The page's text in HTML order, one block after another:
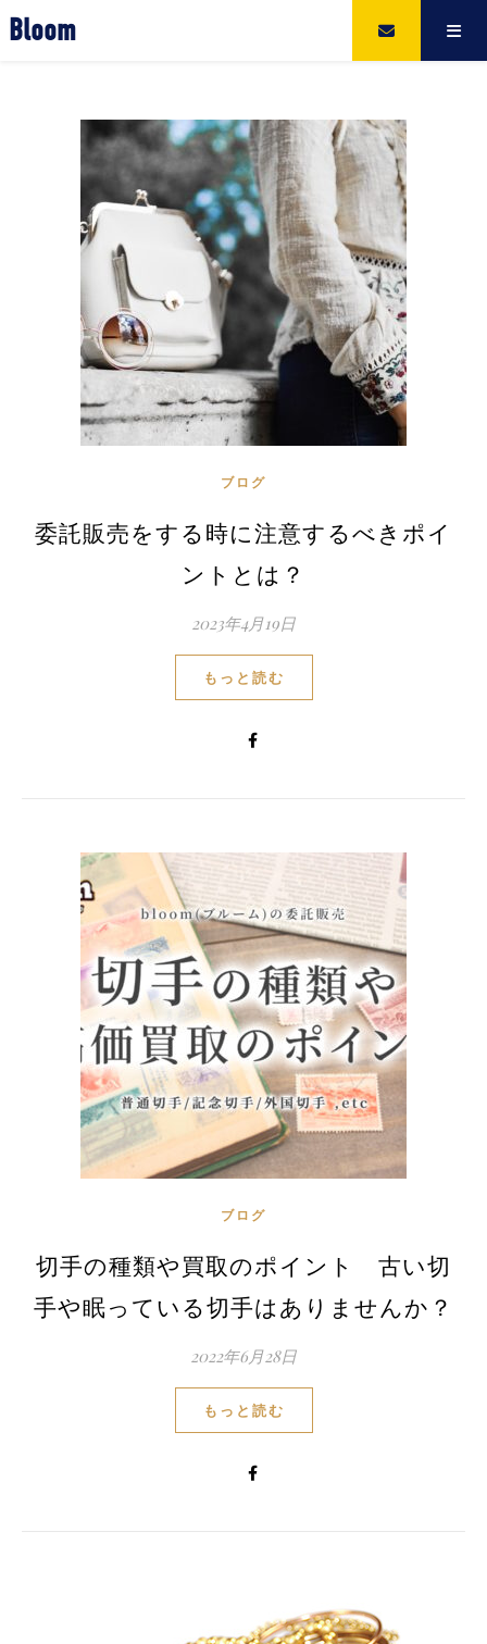
Bloom
ブログ
委託販売をする時に注意するべきポイ
ントとは？
2023年4月19日
もっと読む
ブログ
切手の種類や買取のポイント 古い切
手や眠っている切手はありませんか？
2022年6月28日
もっと読む